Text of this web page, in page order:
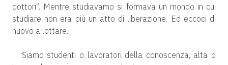
dottori”. Mentre studiavamo si formava un mondo in cui
studiare non era più un atto di liberazione. Ed eccoci di
nuovo a lottare.
Siamo studenti o lavoratori della conoscenza, alta o